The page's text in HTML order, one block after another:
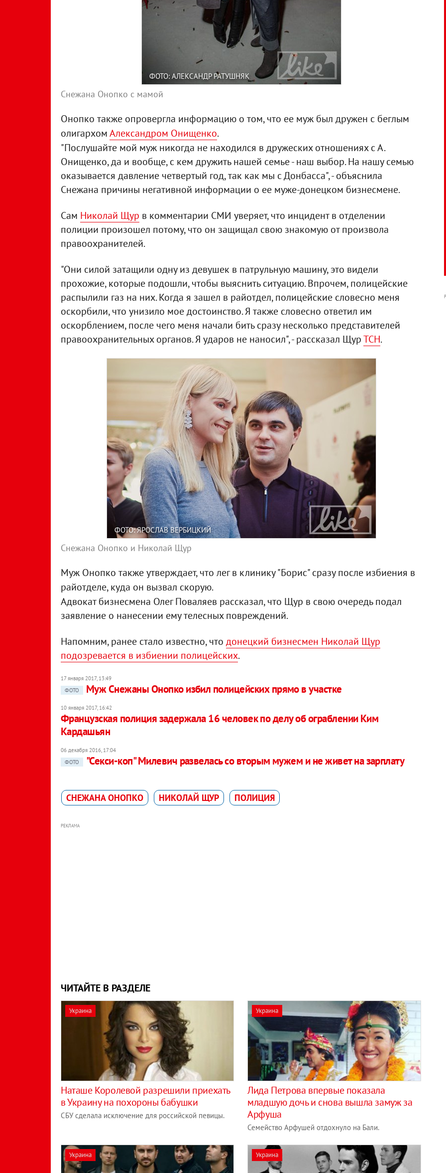
ФОТО: АЛЕКСАНДР РАТУШНЯК
Снежана Онопко с мамой
Онопко также опровергла информацию о том, что ее муж был дружен с беглым
олигархомАлександром Онищенко.
"Послушайте мой муж никогда не находился в дружеских отношениях с А.
Онищенко, да и вообще, с кем дружить нашей семье - наш выбор. На нашу семью
оказывается давление четвертый год, так как мы с Донбасса", - объяснила
Снежана причины негативной информации о ее муже-донецком бизнесмене.
Сам Николай Щур в комментарии СМИ уверяет, что инцидент в отделении
полиции произошел потому, что он защищал свою знакомую от произвола
правоохранителей.
"Они силой затащили одну из девушек в патрульную машину, это видели
прохожие, которые подошли, чтобы выяснить ситуацию. Впрочем, полицейские
распылили газ на них. Когда я зашел в райотдел, полицейские словесно меня
оскорбили, что унизило мое достоинство. Я также словесно ответил им
оскорблением, после чего меня начали бить сразу несколько представителей
правоохранительных органов. Я ударов не наносил", - рассказал ЩурТСН.
ФОТО: ЯРОСЛАВ ВЕРБИЦКИЙ
Снежана Онопко и Николай Щур
Муж Онопко также утверждает, что лег в клинику "Борис" сразу после избиения в
райотделе, куда он вызвал скорую.
Адвокат бизнесмена Олег Поваляев рассказал, что Щур в свою очередь подал
заявление о нанесении ему телесных повреждений.
Напомним, ранее стало известно, что донецкий бизнесмен Николай Щур
подозревается в избиении полицейских.
17 января 2017, 13:49
ФОТО
Муж Снежаны Онопко избил полицейских прямо в участке
10 января 2017, 16:42
Французская полиция задержала 16 человек по делу об ограблении Ким
Кардашьян
06 декабря 2016, 17:04
ФОТО
"Секси-коп" Милевич развелась со вторым мужем и не живет на зарплату
СНЕЖАНА ОНОПКО НИКОЛАЙ ЩУР ПОЛИЦИЯ
РЕКЛАМА
ЧИТАЙТЕ В РАЗДЕЛЕ
Украина
Наташе Королевой разрешили приехать
в Украину на похороны бабушки
СБУ сделала исключение для российской певицы.
Украина
Лида Петрова впервые показала
младшую дочь и снова вышла замуж за
Арфуша
Семейство Арфушей отдохнуло на Бали.
Украина Украина